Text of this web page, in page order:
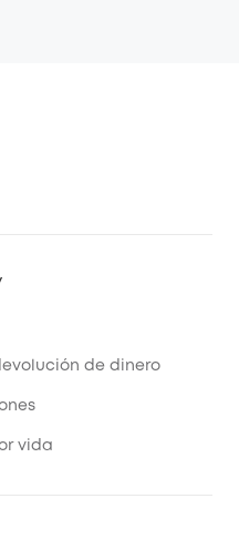
de dinero
vida